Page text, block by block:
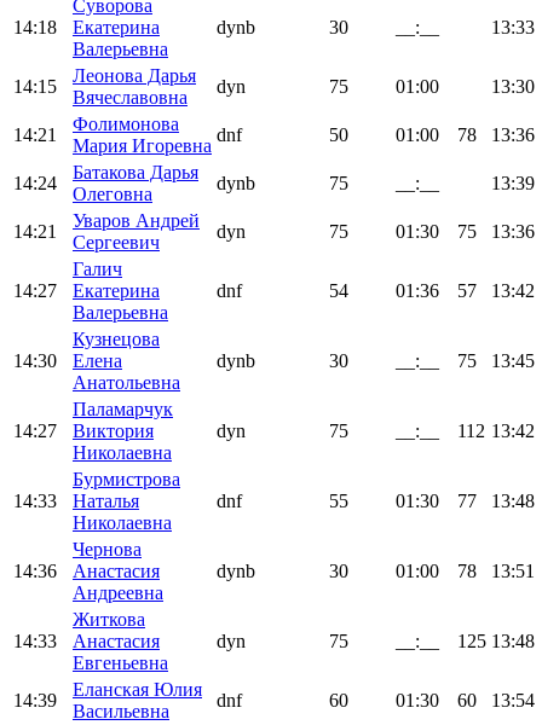
14:18
Суворова
Екатерина
Валерьевна
dynb 30 __:__ 13:33
14:15
Леонова Дарья
Вячеславовна
dyn 75 01:00 13:30
14:21
Фолимонова
Мария Игоревна
dnf 50 01:00 78 13:36
14:24
Батакова Дарья
Олеговна
dynb 75 __:__ 13:39
14:21
Уваров Андрей
Сергеевич
dyn 75 01:30 75 13:36
14:27
Галич
Екатерина
Валерьевна
dnf 54 01:36 57 13:42
14:30
Кузнецова
Елена
Анатольевна
dynb 30 __:__ 75 13:45
14:27
Паламарчук
Виктория
Николаевна
dyn 75 __:__ 112 13:42
14:33
Бурмистрова
Наталья
Николаевна
dnf 55 01:30 77 13:48
14:36
Чернова
Анастасия
Андреевна
dynb 30 01:00 78 13:51
14:33
Житкова
Анастасия
Евгеньевна
dyn 75 __:__ 125 13:48
14:39
Еланская Юлия
Васильевна
dnf 60 01:30 60 13:54